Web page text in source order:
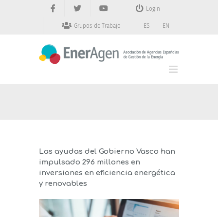
Login
Grupos de Trabajo ES EN
Las ayudas del Gobierno Vasco han
impulsado 296 millones en
inversiones en eficiencia energética
y renovables